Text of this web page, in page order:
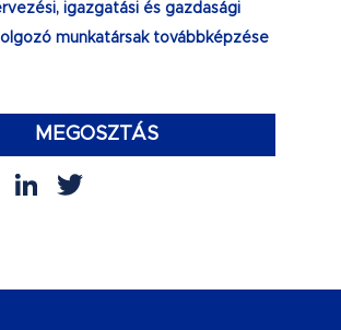
igazgatási és gazdasági
munkatársak továbbképzése
MEGOSZTÁS
Facebook
LinkedIn